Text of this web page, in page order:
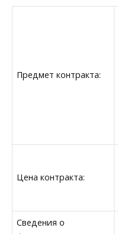
Предмет контракта:
Цена контракта:
Сведения о